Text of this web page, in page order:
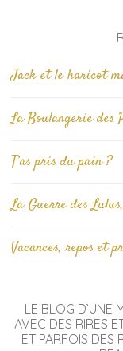
Jack et le haricot
La Boulangerie des
T’as pris du pain ?
La Guerre des
Vacances, repos et
LE BLOG D’UNE
AVEC DES RIRES
ET PARFOIS DES